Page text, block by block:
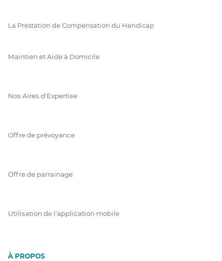
La Prestation de Compensation du Handicap
Maintien et Aide à Domicile
Nos Aires d'Expertise
Offre de prévoyance
Offre de parrainage
Utilisation de l'application mobile
À PROPOS